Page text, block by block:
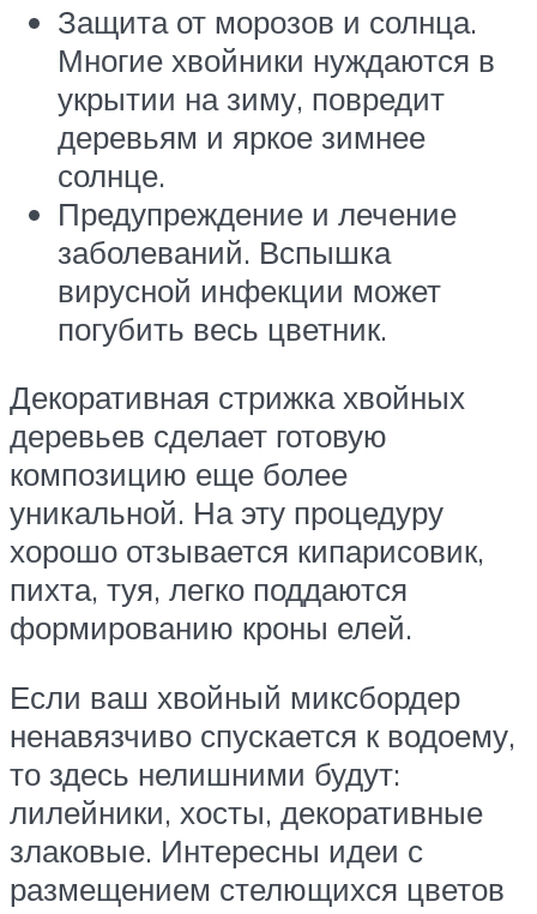
Защита от морозов и солнца.
Многие хвойники нуждаются в
укрытии на зиму, повредит
деревьям и яркое зимнее
солнце.
Предупреждение и лечение
заболеваний. Вспышка
вирусной инфекции может
погубить весь цветник.
Декоративная стрижка хвойных
деревьев сделает готовую
композицию еще более
уникальной. На эту процедуру
хорошо отзывается кипарисовик,
пихта, туя, легко поддаются
формированию кроны елей.
Если ваш хвойный миксбордер
ненавязчиво спускается к водоему,
то здесь нелишними будут:
лилейники, хосты, декоративные
злаковые. Интересны идеи с
размещением стелющихся цветов